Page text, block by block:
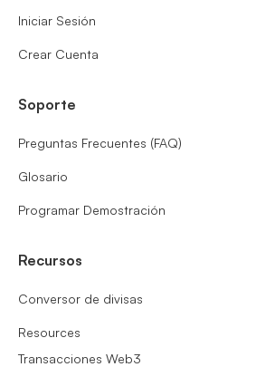
Iniciar Sesión
Crear Cuenta
Soporte
Preguntas Frecuentes (FAQ)
Glosario
Programar Demostración
Recursos
Conversor de divisas
Resources
Transacciones Web3